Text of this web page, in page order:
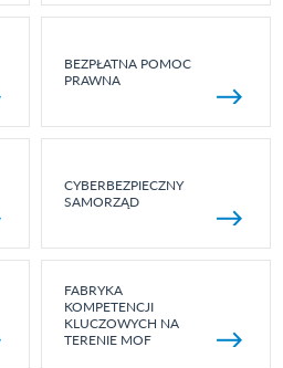
BEZPŁATNA POMOC
PRAWNA
CYBERBEZPIECZNY
SAMORZĄD
FABRYKA
KOMPETENCJI
KLUCZOWYCH NA
TERENIE MOF